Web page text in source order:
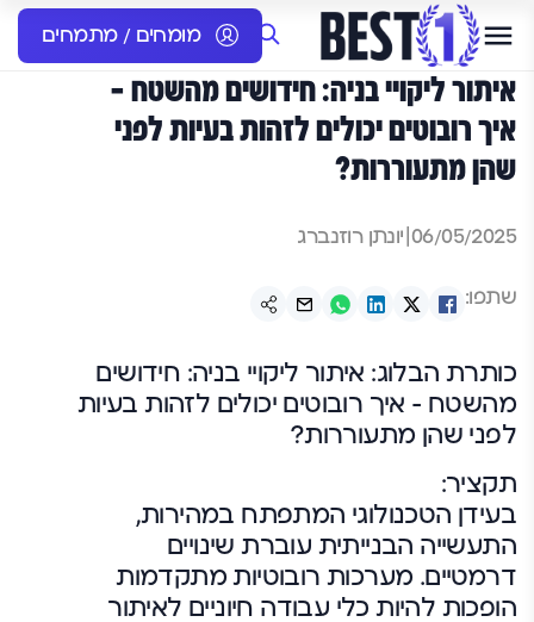
מומחים / מתמחים
איתור ליקויי בניה: חידושים מהשטח –
איך רובוטים יכולים לזהות בעיות לפני
שהן מתעוררות?
06/05/2025 יונתן רוזנברג
שתפו:
כותרת הבלוג: איתור ליקויי בניה: חידושים
מהשטח – איך רובוטים יכולים לזהות בעיות
לפני שהן מתעוררות?
תקציר:
בעידן הטכנולוגי המתפתח במהירות,
התעשייה הבנייתית עוברת שינויים
דרמטיים. מערכות רובוטיות מתקדמות
הופכות להיות כלי עבודה חיוניים לאיתור